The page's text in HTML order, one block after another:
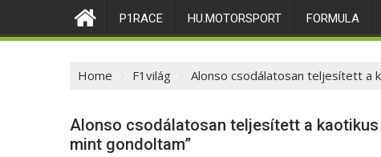
P1RACE HU.MOTORSPORT FORMULA
Home F1világ Alonso csodálatosan teljesített a
Alonso csodálatosan teljesített a
mint gondoltam”